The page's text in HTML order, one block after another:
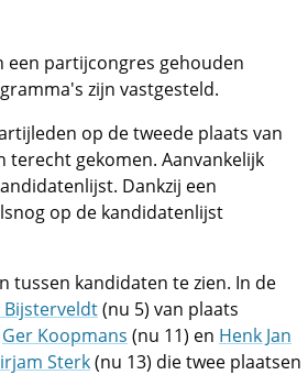
een partijcongres gehouden
zijn vastgesteld.
op de tweede plaats van
gekomen. Aanvankelijk
Dankzij een
op de kandidatenlijst
tussen kandidaten te zien. In de
Bijsterveldt(nu 5) van plaats
Ger Koopmans (nu 11) en Henk Jan
Sterk(nu 13) die twee plaatsen